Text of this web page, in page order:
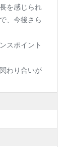
を感じられ
、今後さら
スポイント
わり合いが